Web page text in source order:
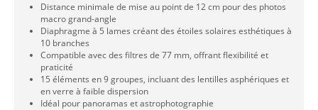
Distance minimale de mise au point de 12 cm pour des photos
macro grand-angle
Diaphragme à 5 lames créant des étoiles solaires esthétiques à
10 branches
Compatible avec des filtres de 77 mm, offrant flexibilité et
praticité
15 éléments en 9 groupes, incluant des lentilles asphériques et
en verre à faible dispersion
Idéal pour panoramas et astrophotographie